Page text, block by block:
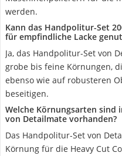
werden.
Kann das Handpolitur-Set
für empfindliche Lacke
Ja, das Handpolitur-Set von
grobe bis feine Körnungen,
ebenso wie auf robusteren
beseitigen.
Welche Körnungsarten sind
von Detailmate vorhanden?
Das Handpolitur-Set von
Körnung für die Heavy Cut